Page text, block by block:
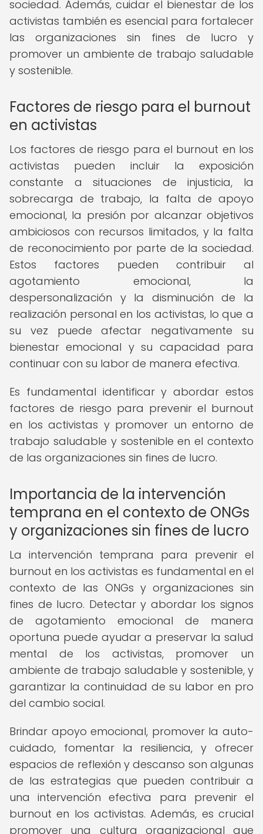
sociedad. Además, cuidar el bienestar de los
activistas también es esencial para fortalecer
las organizaciones sin fines de lucro y
promover un ambiente de trabajo saludable
y sostenible.
Factores de riesgo para el burnout
en activistas
Los factores de riesgo para el burnout en los
activistas pueden incluir la exposición
constante a situaciones de injusticia, la
sobrecarga de trabajo, la falta de apoyo
emocional, la presión por alcanzar objetivos
ambiciosos con recursos limitados, y la falta
de reconocimiento por parte de la sociedad.
Estos factores pueden contribuir al
agotamiento emocional, la
despersonalización y la disminución de la
realización personal en los activistas, lo que a
su vez puede afectar negativamente su
bienestar emocional y su capacidad para
continuar con su labor de manera efectiva.
Es fundamental identificar y abordar estos
factores de riesgo para prevenir el burnout
en los activistas y promover un entorno de
trabajo saludable y sostenible en el contexto
de las organizaciones sin fines de lucro.
Importancia de la intervención
temprana en el contexto de ONGs
y organizaciones sin fines de lucro
La intervención temprana para prevenir el
burnout en los activistas es fundamental en el
contexto de las ONGs y organizaciones sin
fines de lucro. Detectar y abordar los signos
de agotamiento emocional de manera
oportuna puede ayudar a preservar la salud
mental de los activistas, promover un
ambiente de trabajo saludable y sostenible, y
garantizar la continuidad de su labor en pro
del cambio social.
Brindar apoyo emocional, promover la auto-
cuidado, fomentar la resiliencia, y ofrecer
espacios de reflexión y descanso son algunas
de las estrategias que pueden contribuir a
una intervención efectiva para prevenir el
burnout en los activistas. Además, es crucial
promover una cultura organizacional que